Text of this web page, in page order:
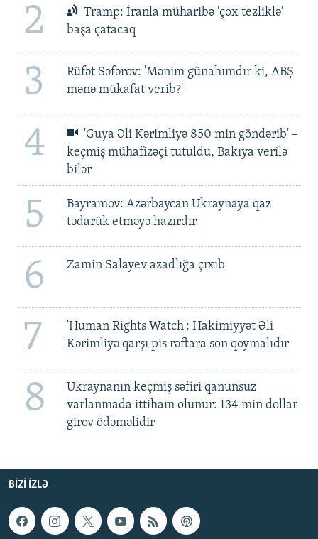
2
Tramp: İranla müharibə 'çox tezliklə'
başa çatacaq
3
Rüfət Səfərov: 'Mənim günahımdır ki, ABŞ
mənə mükafat verib?'
4
'Guya Əli Kərimliyə 850 min göndərib' –
keçmiş mühafizəçi tutuldu, Bakıya verilə
bilər
5
Bayramov: Azərbaycan Ukraynaya qaz
tədarük etməyə hazırdır
6 Zamin Salayev azadlığa çıxıb
7
'Human Rights Watch': Hakimiyyət Əli
Kərimliyə qarşı pis rəftara son qoymalıdır
8
Ukraynanın keçmiş səfiri qanunsuz
varlanmada ittiham olunur: 134 min dollar
girov ödəməlidir
BIZI IZLƏ